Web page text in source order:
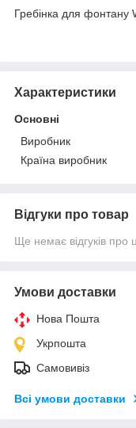
Гребінка для фонтану
Характеристики
Основні
Виробник
Країна виробник
Відгуки про товар
Ще немає відгуків про
Умови доставки
Нова Пошта
Укрпошта
Самовивіз
Всі умови доставки